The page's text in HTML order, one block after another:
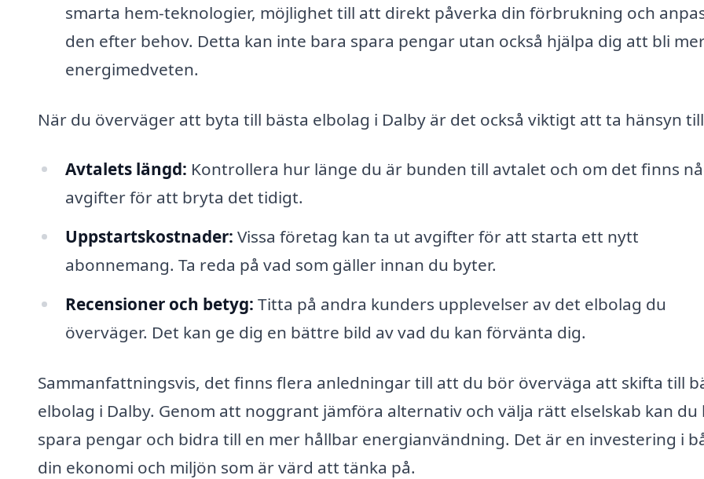
smarta hem-teknologier, möjlighet till att direkt påverka din förbrukning och
den efter behov. Detta kan inte bara spara pengar utan också hjälpa dig att bli
energimedveten.
När du överväger att byta till bästa elbolag i Dalby är det också viktigt att ta hänsyn
Avtalets längd: Kontrollera hur länge du är bunden till avtalet och om det finns
avgifter för att bryta det tidigt.
Uppstartskostnader: Vissa företag kan ta ut avgifter för att starta ett nytt
abonnemang. Ta reda på vad som gäller innan du byter.
Recensioner och betyg: Titta på andra kunders upplevelser av det elbolag du
överväger. Det kan ge dig en bättre bild av vad du kan förvänta dig.
Sammanfattningsvis, det finns flera anledningar till att du bör överväga att skifta till
elbolag i Dalby. Genom att noggrant jämföra alternativ och välja rätt elselskab kan du
spara pengar och bidra till en mer hållbar energianvändning. Det är en investering i
din ekonomi och miljön som är värd att tänka på.